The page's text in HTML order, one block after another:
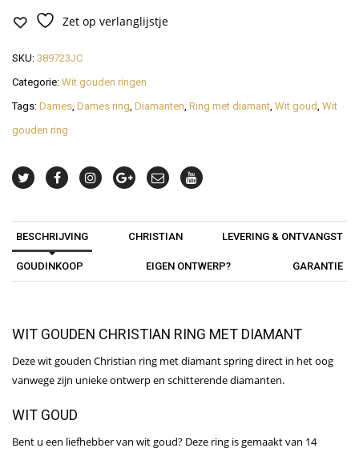
Zet op verlanglijstje
SKU: 389723JC
Categorie: Wit gouden ringen
Tags: Dames Dames ring Diamanten Ring met diamant Wit goud Wit
gouden ring
BESCHRIJVING CHRISTIAN LEVERING & ONTVANGST
GOUDINKOOP EIGEN ONTWERP? GARANTIE
WIT GOUDEN CHRISTIAN RING MET DIAMANT
Deze wit gouden Christian ring met diamant spring direct in het oog
vanwege zijn unieke ontwerp en schitterende diamanten.
WIT GOUD
Bent u een liefhebber van wit goud? Deze ring is gemaakt van 14